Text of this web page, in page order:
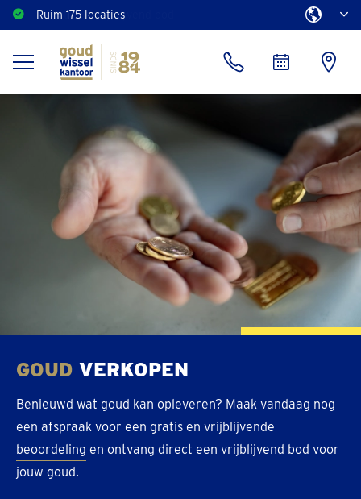
Direct een vrijblijvend bod
GOUD VERKOPEN
Benieuwd wat goud kan opleveren? Maak vandaag nog
een afspraak voor een gratis en vrijblijvende
beoordeling en ontvang direct een vrijblijvend bod voor
jouw goud.